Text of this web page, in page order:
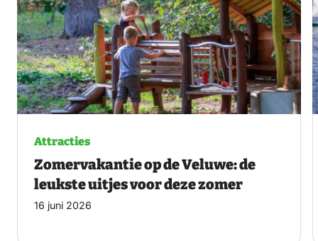
Attracties
Zomervakantie op de Veluwe: de
leukste uitjes voor deze zomer
16 juni 2026